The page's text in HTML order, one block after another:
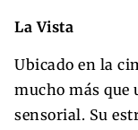
La Vista
Ubicado en la
mucho más que
sensorial. Su